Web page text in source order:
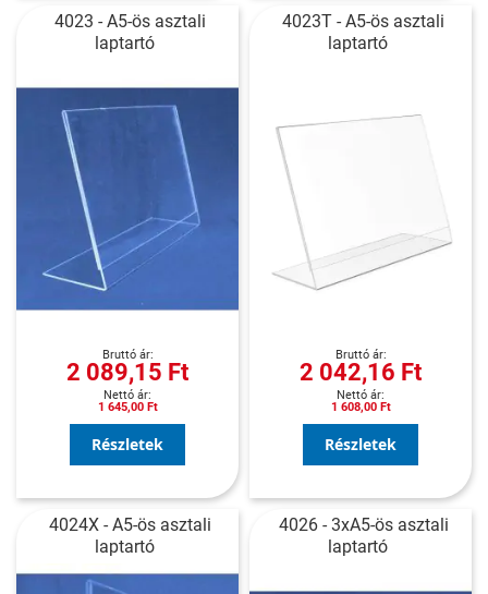
4023 - A5-ös asztali
laptartó
2 089,15 Ft
1 645,00 Ft
Részletek
4023T - A5-ös asztali
laptartó
2 042,16 Ft
1 608,00 Ft
Részletek
4024X - A5-ös asztali
laptartó
4026 - 3xA5-ös asztali
laptartó